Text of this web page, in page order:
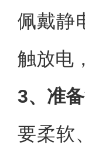
佩戴静
触放电
3、准
要柔软